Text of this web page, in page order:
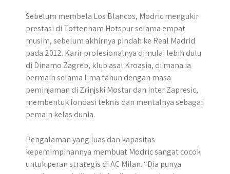
Sebelum membela Los Blancos, Modric mengukir
prestasi di Tottenham Hotspur selama empat
musim, sebelum akhirnya pindah ke Real Madrid
pada 2012. Karir profesionalnya dimulai lebih dulu
di Dinamo Zagreb, klub asal Kroasia, di mana ia
bermain selama lima tahun dengan masa
peminjaman di Zrinjski Mostar dan Inter Zapresic,
membentuk fondasi teknis dan mentalnya sebagai
pemain kelas dunia.
Pengalaman yang luas dan kapasitas
kepemimpinannya membuat Modric sangat cocok
untuk peran strategis di AC Milan. “Dia punya